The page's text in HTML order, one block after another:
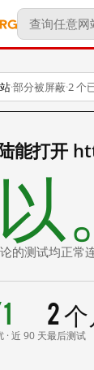
·部分被屏蔽·2 个
能打开
。
的测试均正常连
· 近 90 天
2
最后测试